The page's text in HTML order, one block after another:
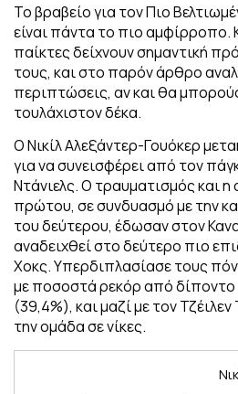
Το βραβείο για τον Πιο
είναι πάντα το πιο αμφίρροπο.
παίκτες δείχνουν σημαντική
τους, και στο παρόν άρθρο
περιπτώσεις, αν και θα
τουλάχιστον δέκα.
Ο Νικίλ Αλεξάντερ-Γουόκερ
για να συνεισφέρει από τον
Ντάνιελς. Ο τραυματισμός και
πρώτου, σε συνδυασμό με την
του δεύτερου, έδωσαν στον
αναδειχθεί στο δεύτερο πιο
Χοκς. Υπερδιπλασίασε τους
με ποσοστά ρεκόρ από
(39,4%), και μαζί με τον
την ομάδα σε νίκες.